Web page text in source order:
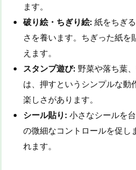
ます。
破り絵・ちぎり絵: 紙をちぎ
さを養います。ちぎった紙を
えます。
スタンプ遊び: 野菜や落ち葉
は、押すというシンプルな動
楽しさがあります。
シール貼り: 小さなシールを
の微細なコントロールを促し
れます。